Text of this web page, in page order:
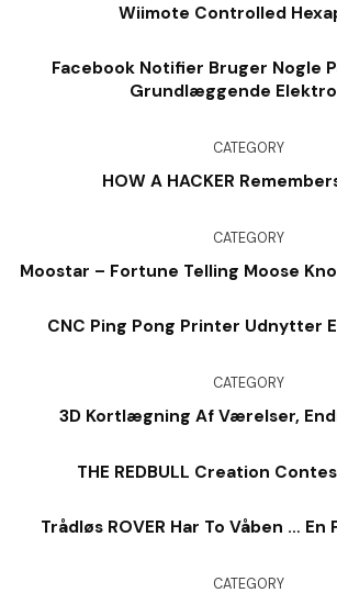
Wiimote Controlled
Facebook Notifier Bruger Nogle
Grundlæggende
CATEGORY
HOW A HACKER
CATEGORY
Moostar – Fortune Telling Moose
CNC Ping Pong Printer Udnytter
CATEGORY
3D Kortlægning Af Værelser,
THE REDBULL Creation
Trådløs ROVER Har To Våben … En
CATEGORY